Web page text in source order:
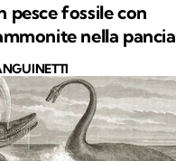
pesce fossile con
nella pancia